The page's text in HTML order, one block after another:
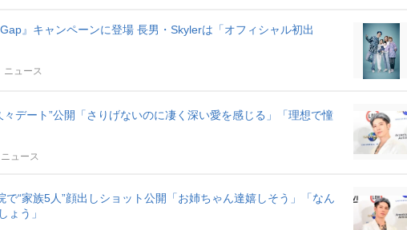
e
』キャンペーンに登場 長男・Skylerは「オフィシャル初出
ニュース
々デート”公開「さりげないのに凄く深い愛を感じる」「理想で憧
ニュース
で“家族5人”顔出しショット公開「お姉ちゃん達嬉しそう」「なん
ょう」